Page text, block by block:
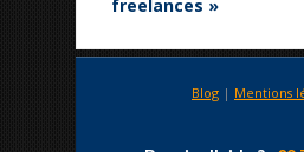
freelances »
Blog | Mentions